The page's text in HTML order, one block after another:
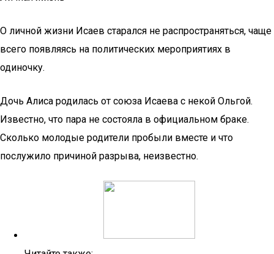
О личной жизни Исаев старался не распространяться, чаще
всего появляясь на политических мероприятиях в
одиночку.
Дочь Алиса родилась от союза Исаева с некой Ольгой.
Известно, что пара не состояла в официальном браке.
Сколько молодые родители пробыли вместе и что
послужило причиной разрыва, неизвестно.